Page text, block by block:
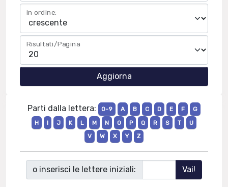
in ordine:
Risultati/Pagina
Parti dalla lettera: 0-9 A B C D E F
G
H
I J K L M N O P Q R S T
U
V
W X Y Z
o inserisci le lettere iniziali: